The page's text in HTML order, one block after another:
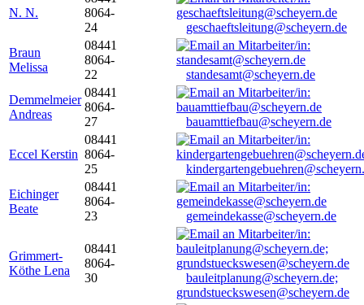
N. N.
8064-
24
geschaeftsleitung@scheyern.de
Braun
Melissa
08441
8064-
22
standesamt@scheyern.de
Demmelmeier
Andreas
08441
8064-
27
bauamttiefbau@scheyern.de
Eccel Kerstin
08441
8064-
25
Eichinger
Beate
08441
8064-
23
gemeindekasse@scheyern.de
Grimmert-
Köthe Lena
08441
8064-
30
bauleitplanung@scheyern.de;
grundstueckswesen@scheyern.de